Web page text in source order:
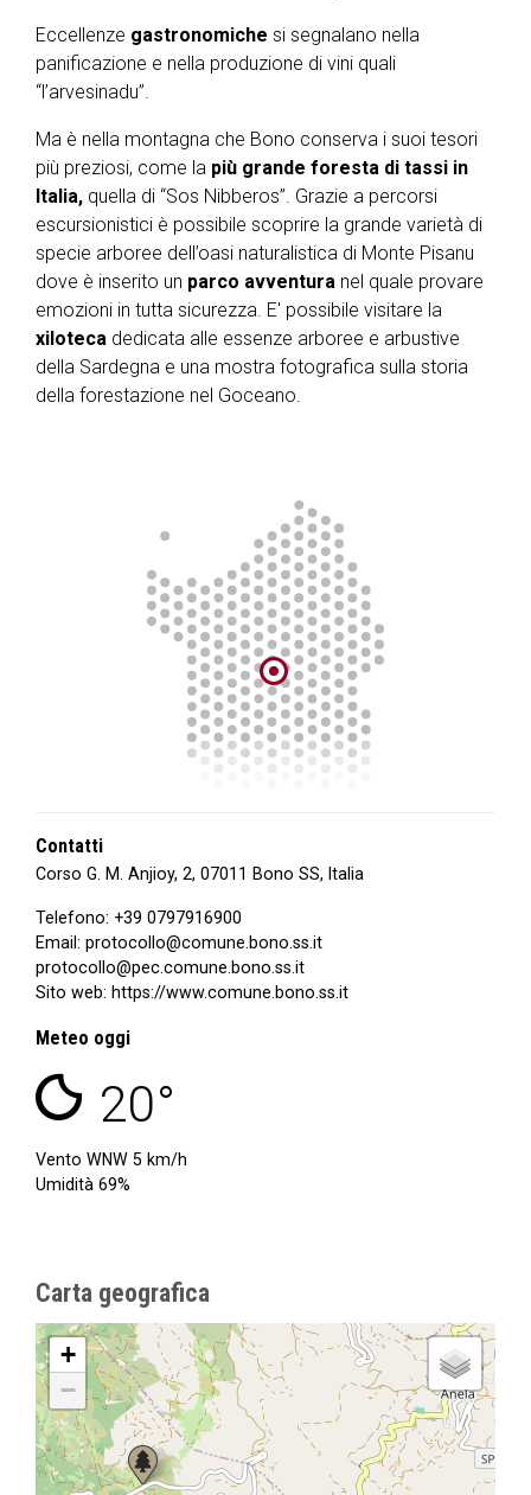
Eccellenze gastronomiche si segnalano nella
panificazione e nella produzione di vini quali
“l’arvesinadu”.
Ma è nella montagna che Bono conserva i suoi tesori
più preziosi, come la più grande foresta di tassi in
Italia, quella di “Sos Nibberos”. Grazie a percorsi
escursionistici è possibile scoprire la grande varietà di
specie arboree dell’oasi naturalistica di Monte Pisanu
dove è inserito un parco avventura nel quale provare
emozioni in tutta sicurezza. E' possibile visitare la
xiloteca dedicata alle essenze arboree e arbustive
della Sardegna e una mostra fotografica sulla storia
della forestazione nel Goceano.
Contatti
Corso G. M. Anjioy, 2, 07011 Bono SS, Italia
Telefono: +39 0797916900
Email: protocollo@comune.bono.ss.it
protocollo@pec.comune.bono.ss.it
Sito web: https://www.comune.bono.ss.it
Meteo oggi
cielo sereno
20°
Vento WNW 5 km/h
Umidità 69%
Carta geografica
+
−